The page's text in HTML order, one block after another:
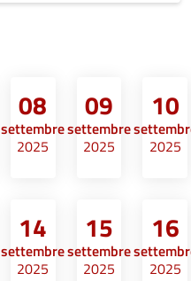
08
settembre
2025
09
settembre
2025
10
2025
14
settembre
2025
15
settembre
2025
16
2025